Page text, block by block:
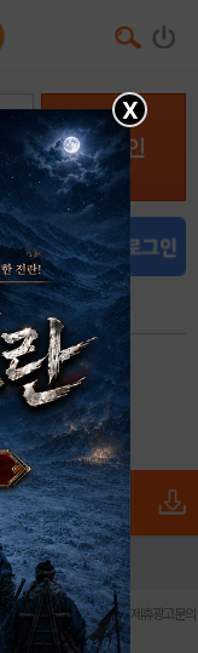
로그인
가입
X
불법촬영물 신고센터 | 제휴광고문의